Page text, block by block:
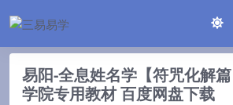
易阳-全息姓名学【符咒化解
学院专用教材 百度网盘下载